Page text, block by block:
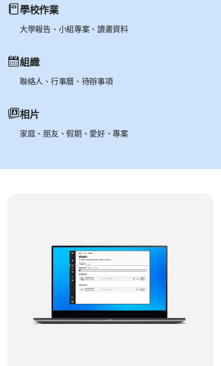
學校作業
大學報告、小組專案、讀書資料
組織
聯絡人、行事曆、待辦事項
相片
家庭、朋友、假期、愛好、專案